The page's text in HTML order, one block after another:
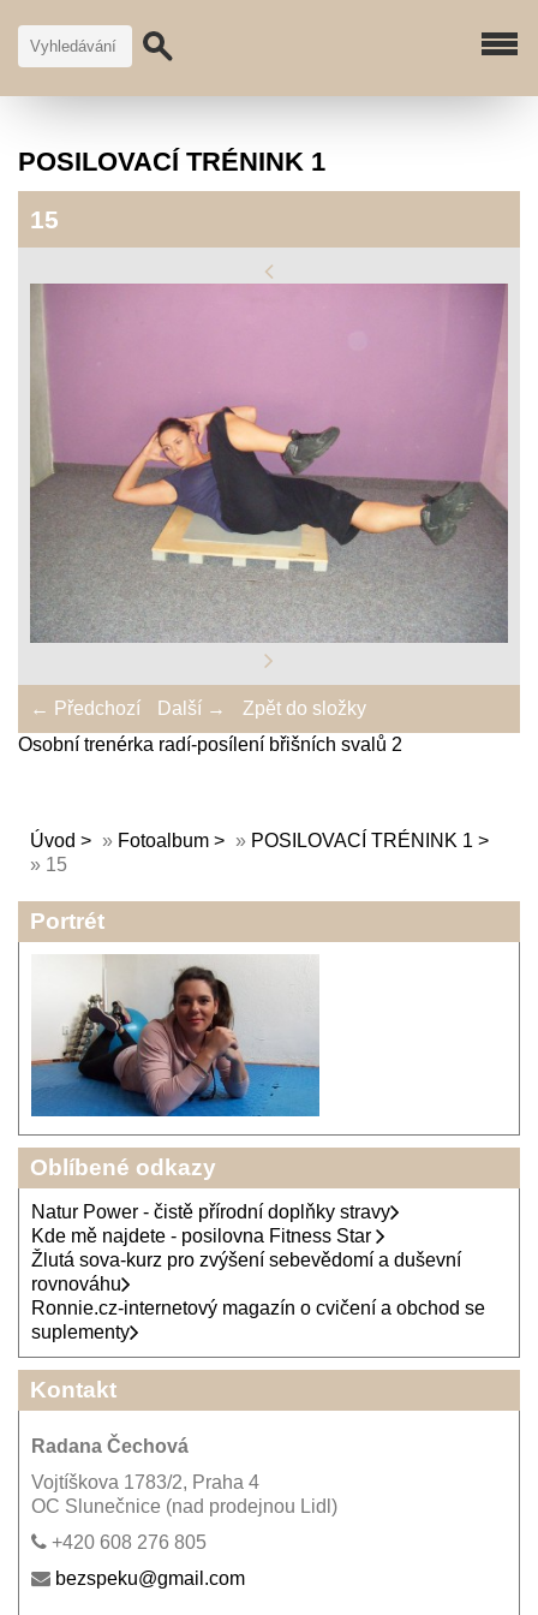
POSILOVACÍ TRÉNINK 1
15
← Předchozí Další →
Zpět do složky
Osobní trenérka radí-posílení břišních svalů 2
Úvod » Fotoalbum » POSILOVACÍ TRÉNINK 1
» 15
Portrét
Oblíbené odkazy
Natur Power - čistě přírodní doplňky stravy
Kde mě najdete - posilovna Fitness Star
Žlutá sova-kurz pro zvýšení sebevědomí a duševní
rovnováhu
Ronnie.cz-internetový magazín o cvičení a obchod se
suplementy
Kontakt
Radana Čechová
Vojtíškova 1783/2, Praha 4
OC Slunečnice (nad prodejnou Lidl)
+420 608 276 805
bezspeku@gmail.com